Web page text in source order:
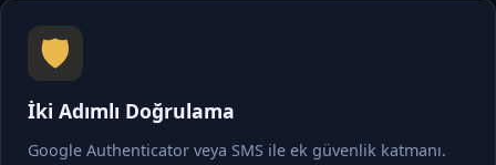
🛡️
İki Adımlı Doğrulama
Google Authenticator veya SMS ile ek güvenlik katmanı.